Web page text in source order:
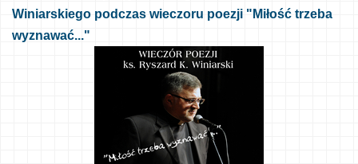
Winiarskiego podczas wieczoru poezji "Miłość trzeba
wyznawać..."